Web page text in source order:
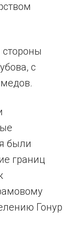
с
были
границ
Гонур